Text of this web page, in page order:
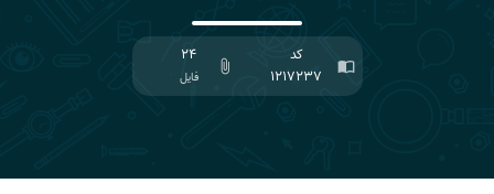
import_contacts
کد
۱۲۱۷۲۳۷
attach_file
۲۴
فایل